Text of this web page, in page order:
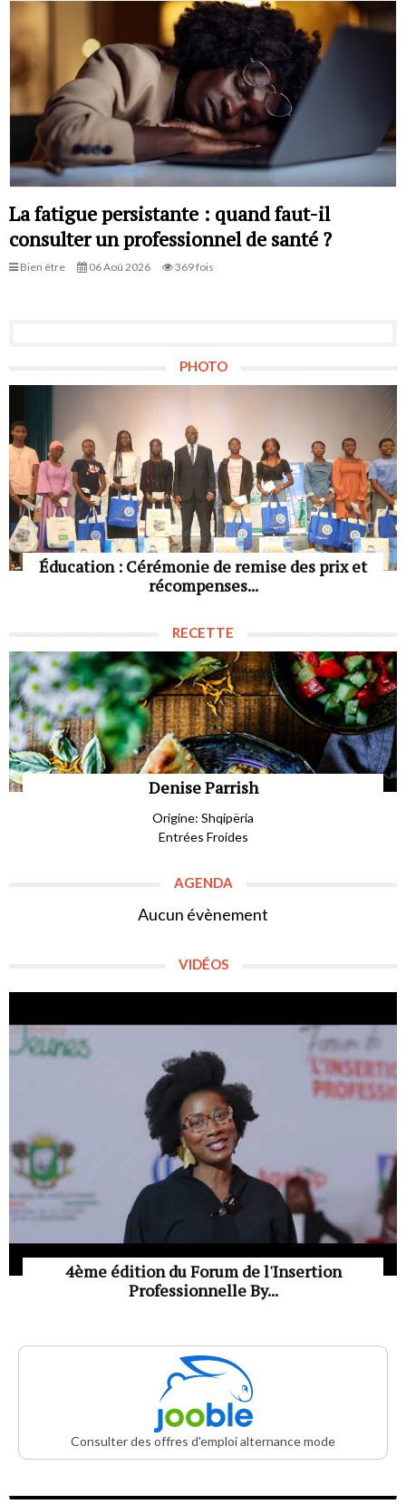
La fatigue persistante : quand faut-il
consulter un professionnel de santé ?
Bien être 06 Aoû 2026 369 fois
PHOTO
Éducation : Cérémonie de remise des prix et
récompenses...
RECETTE
Denise Parrish
Origine: Shqipëria
Entrées Froides
AGENDA
Aucun évènement
VIDÉOS
4ème édition du Forum de l'Insertion
Professionnelle By...
Consulter des offres d'emploi alternance mode